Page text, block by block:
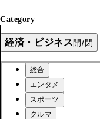
Category
経済・ビジネス開/閉
総合
エンタメ
スポーツ
クルマ